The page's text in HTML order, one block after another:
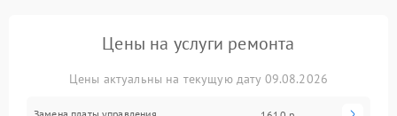
Цены на услуги ремонта
Цены актуальны на текущую дату 09.08.2026